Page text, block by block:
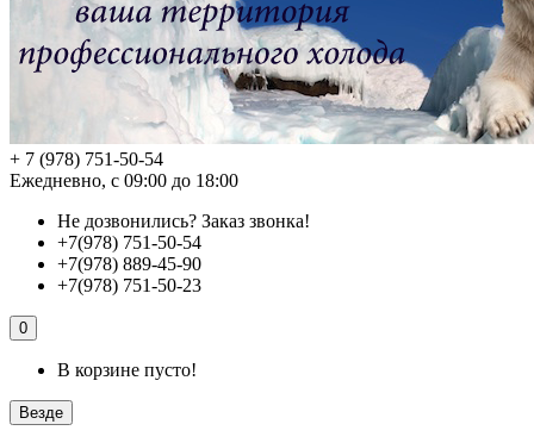
+ 7 (978) 751-50-54
Ежедневно, с 09:00 до 18:00
Не дозвонились? Заказ звонка!
+7(978) 751-50-54
+7(978) 889-45-90
+7(978) 751-50-23
0
В корзине пусто!
Везде